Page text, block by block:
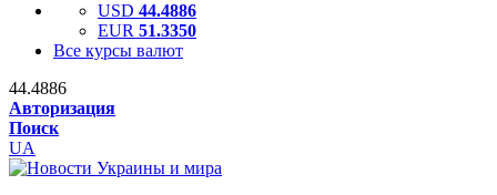
USD 44.4886
EUR 51.3350
Все курсы валют
44.4886
Авторизация
Поиск
UA